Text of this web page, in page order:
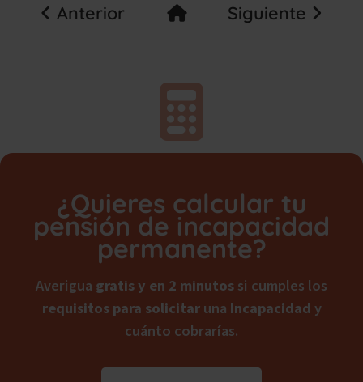
Anterior Siguiente
¿Quieres calcular tu
pensión de incapacidad
permanente?
Averigua gratis y en 2 minutossi cumples los
requisitos para solicitaruna Incapacidady
cuánto cobrarías.